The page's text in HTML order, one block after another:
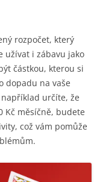
rozpočet, který
užívat i zábavu jako
částkou, kterou si
dopadu na vaše
určíte, že
Kč měsíčně, budete
což vám pomůže